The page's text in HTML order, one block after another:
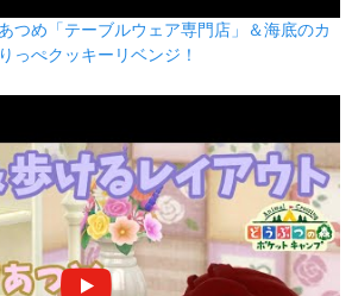
つめ「テーブルウェア専門店」＆海底のカ
っぺクッキーリベンジ！